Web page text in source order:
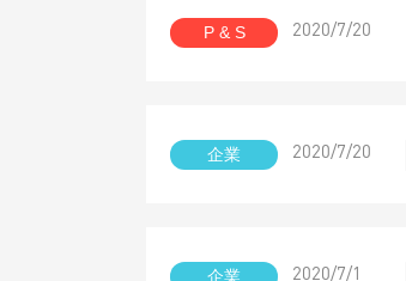
P & S 2020/7/20
企業 2020/7/20
企業 2020/7/1